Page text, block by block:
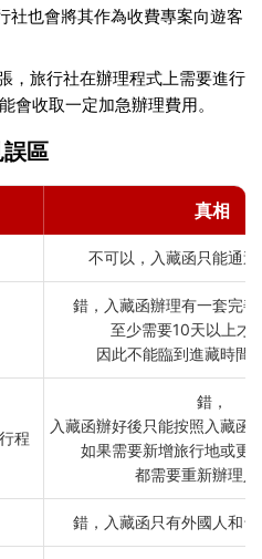
社也會將其作為收費專案向遊客
，旅行社在辦理程式上需要進行
會收取一定加急辦理費用。
區
真相
不可以，入藏函只能通
錯，入藏函辦理有一套完
至少需要10天以上才
因此不能臨到進藏時間
程
錯，
入藏函辦好後只能按照入藏函
如果需要新增旅行地或更
都需要重新辦理
錯，入藏函只有外國人和